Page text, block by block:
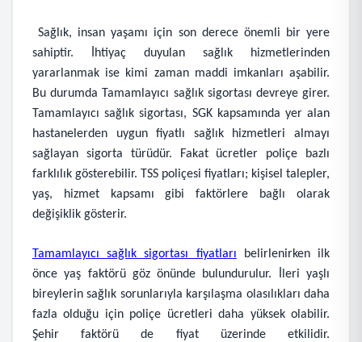
Sağlık, insan yaşamı için son derece önemli bir yere
sahiptir. İhtiyaç duyulan sağlık hizmetlerinden
yararlanmak ise kimi zaman maddi imkanları aşabilir.
Bu durumda Tamamlayıcı sağlık sigortası devreye girer.
Tamamlayıcı sağlık sigortası, SGK kapsamında yer alan
hastanelerden uygun fiyatlı sağlık hizmetleri almayı
sağlayan sigorta türüdür. Fakat ücretler poliçe bazlı
farklılık gösterebilir. TSS poliçesi fiyatları; kişisel talepler,
yaş, hizmet kapsamı gibi faktörlere bağlı olarak
değişiklik gösterir.
Tamamlayıcı sağlık sigortası fiyatları belirlenirken ilk
önce yaş faktörü göz önünde bulundurulur. İleri yaşlı
bireylerin sağlık sorunlarıyla karşılaşma olasılıkları daha
fazla olduğu için poliçe ücretleri daha yüksek olabilir.
Şehir faktörü de fiyat üzerinde etkilidir.